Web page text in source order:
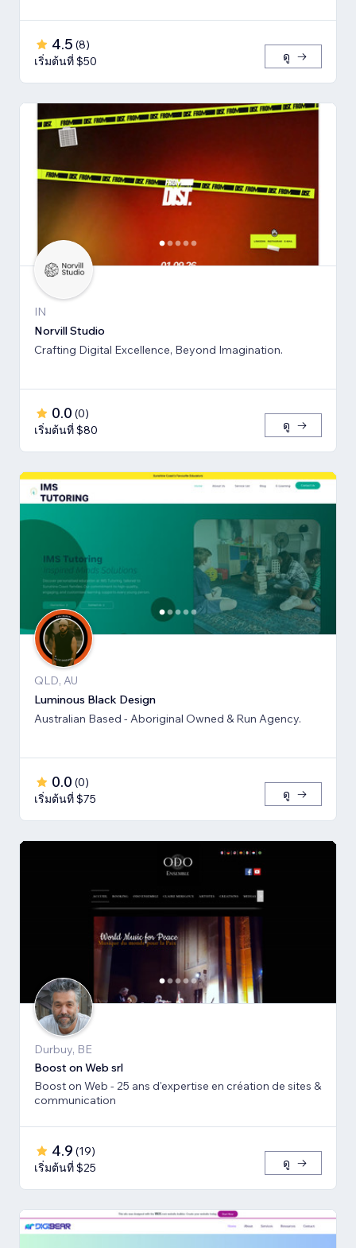
4.5 (8)
เริ่มต้นที่ $50
ดู
IN
Norvill Studio
Crafting Digital Excellence, Beyond Imagination.
0.0 (0)
เริ่มต้นที่ $80
ดู
QLD, AU
Luminous Black Design
Australian Based - Aboriginal Owned & Run Agency.
0.0 (0)
เริ่มต้นที่ $75
ดู
Durbuy, BE
Boost on Web srl
Boost on Web - 25 ans d'expertise en création de sites &
communication
4.9 (19)
เริ่มต้นที่ $25
ดู